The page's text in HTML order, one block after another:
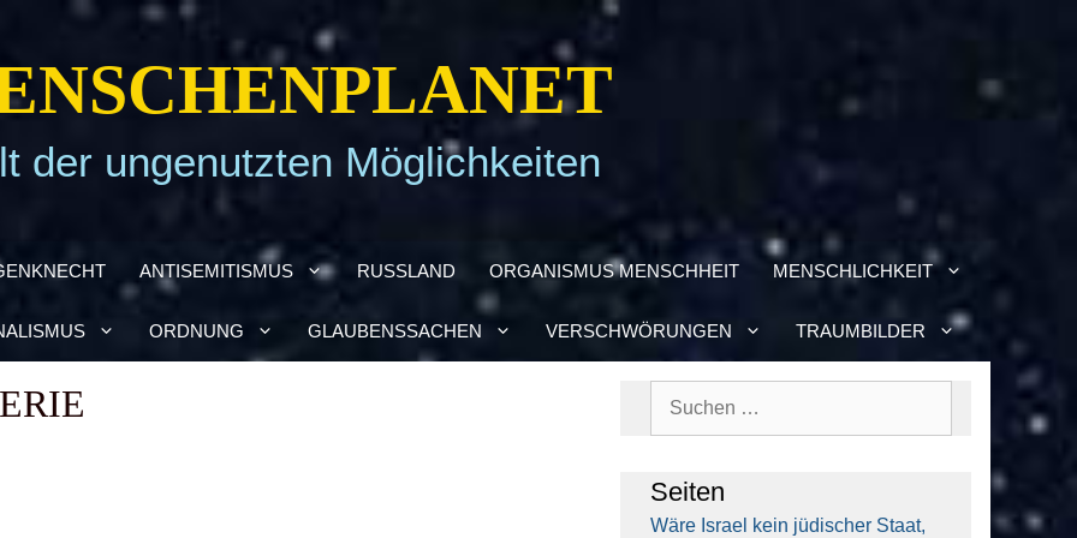
der ungenutzten Möglichkeiten
ANTI­SE­MI­TIS­MUS RUSS­LAND ORGA­NIS­MUS MENSCH­HEIT MENSCH­LICH­KEIT
ORD­NUNG GLAU­BENS­SA­CHEN VER­SCHWÖ­RUN­GEN TRAUM­BIL­DER
Sei­ten
Wäre Isra­el kein jüdi­scher Staat,